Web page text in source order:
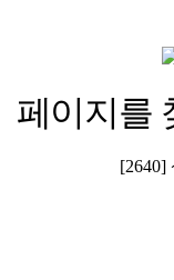
페이지를
[2640]